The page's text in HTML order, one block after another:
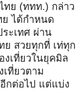
ทย (ททท.) กล่าว
ย ได้กำหนด
ระเทศ ผ่าน
ย สวยทุกที่ เท่ทุก
งเที่ยวในยุคมิล
เที่ยวตาม
กต่อไป แต่แบ่ง